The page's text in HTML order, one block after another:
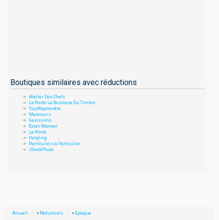
Boutiques similaires avec réductions
Atelier Des Chefs
La Poste La Boutique Du Timbre
ToutApprendre
Maxicours
Gazissimo
Evian Maman
La Poste
Helpling
Particuliers à Particulier
iStockPhoto
Accueil » Réductions » Eplaque